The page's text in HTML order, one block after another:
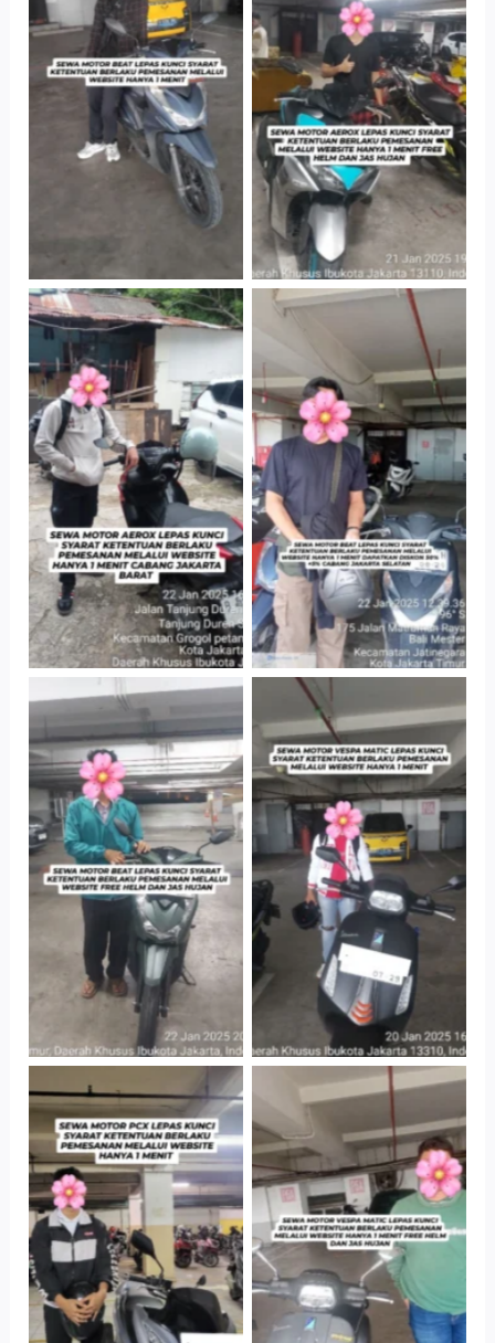
Cityplaza
Jatinegara Gedung
Parkir P6A
Cityplaza
Jatinegara Gedung
Parkir P6A
Cabang Jakarta
Barat
Cityplaza
Jatinegara Gedung
Parkir P6A
Cityplaza
Jatinegara Gedung
Parkir P6A
Cityplaza
Jatinegara Gedung
Parkir P6A
Hotel Kartika
Chandra, Jakarta
Selatan
Cityplaza
Jatinegara Gedung
Parkir P6A